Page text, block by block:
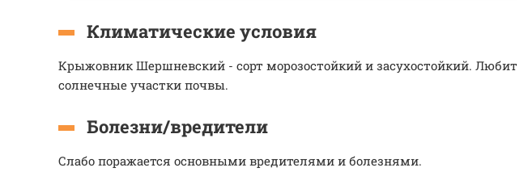
Климатические условия
Крыжовник Шершневский - сорт морозостойкий и засухостойкий. Любит
солнечные участки почвы.
Болезни/вредители
Слабо поражается основными вредителями и болезнями.